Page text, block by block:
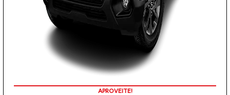
COM SEU USADO NA TROCA